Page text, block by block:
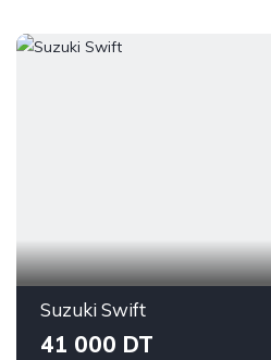
Suzuki Swift
41 000 DT